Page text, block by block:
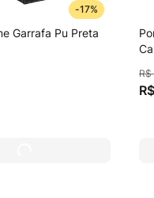
-17%
Garrafa Pu Preta
R$
R$